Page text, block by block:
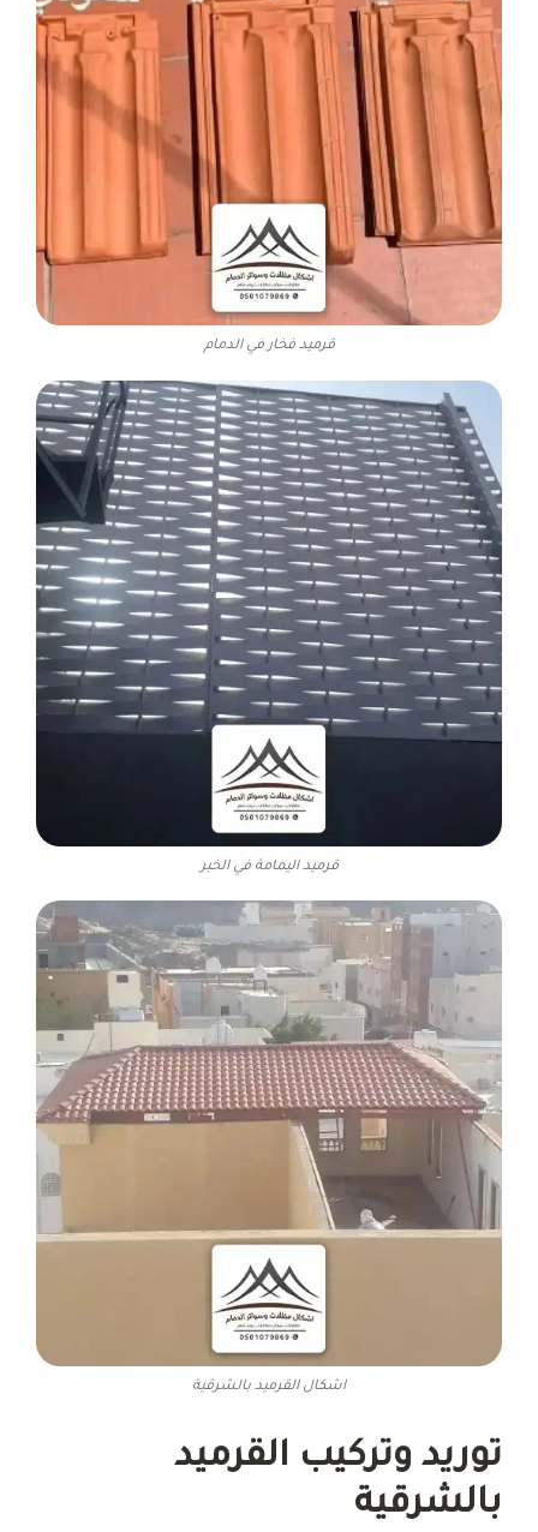
قرميد فخار في الدمام
قرميد اليمامة في الخبر
اشكال القرميد بالشرقية
توريد وتركيب القرميد
بالشرقية